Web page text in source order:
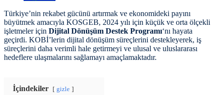
Türkiye’nin rekabet gücünü artırmak ve ekonomideki payını
büyütmek amacıyla KOSGEB, 2024 yılı için küçük ve orta ölçekli
işletmeler için Dijital Dönüşüm Destek Programı‘nı hayata
geçirdi. KOBİ’lerin dijital dönüşüm süreçlerini destekleyerek, iş
süreçlerini daha verimli hale getirmeyi ve ulusal ve uluslararası
hedeflere ulaşmalarını sağlamayı amaçlamaktadır.
İçindekiler gizle